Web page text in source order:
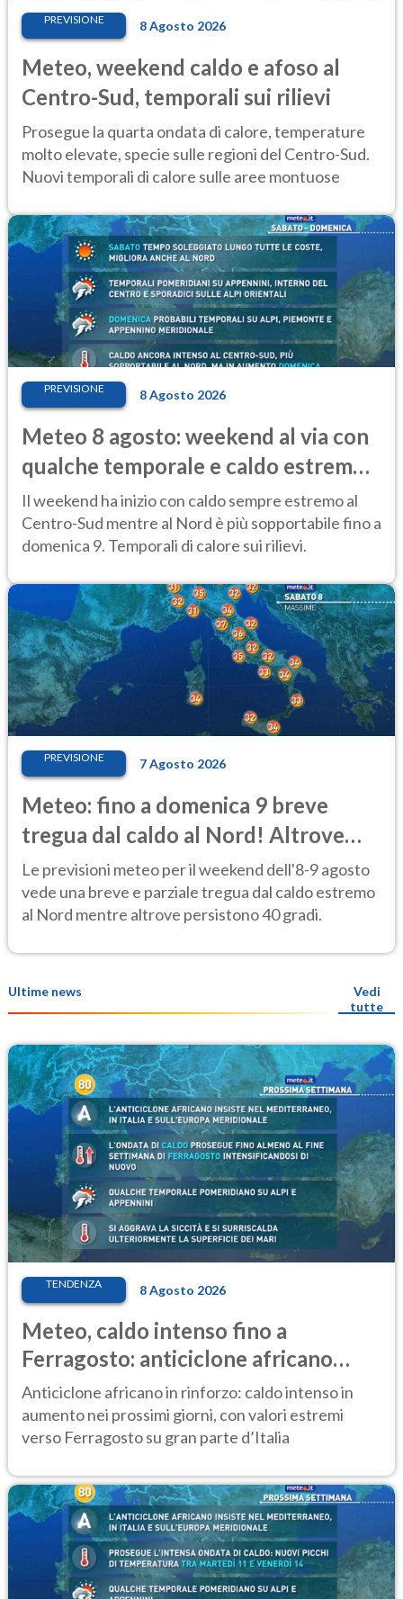
PREVISIONE 8 Agosto 2026
Meteo, weekend caldo e afoso al
Centro-Sud, temporali sui rilievi
Prosegue la quarta ondata di calore, temperature
molto elevate, specie sulle regioni del Centro-Sud.
Nuovi temporali di calore sulle aree montuose
PREVISIONE 8 Agosto 2026
Meteo 8 agosto: weekend al via con
qualche temporale e caldo estremo
al Centro-Sud
Il weekend ha inizio con caldo sempre estremo al
Centro-Sud mentre al Nord è più sopportabile fino a
domenica 9. Temporali di calore sui rilievi.
PREVISIONE 7 Agosto 2026
Meteo: fino a domenica 9 breve
tregua dal caldo al Nord! Altrove
calura e afa
Le previsioni meteo per il weekend dell'8-9 agosto
vede una breve e parziale tregua dal caldo estremo
al Nord mentre altrove persistono 40 gradi.
Ultime news
Vedi
tutte
TENDENZA 8 Agosto 2026
Meteo, caldo intenso fino a
Ferragosto: anticiclone africano
ancora protagonista
Anticiclone africano in rinforzo: caldo intenso in
aumento nei prossimi giorni, con valori estremi
verso Ferragosto su gran parte d’Italia